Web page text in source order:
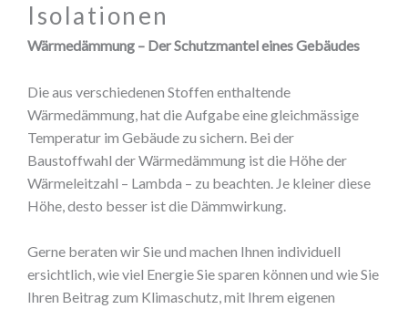
Isolationen
Wärmedämmung – Der Schutzmantel eines Gebäudes
Die aus verschiedenen Stoffen enthaltende
Wärmedämmung, hat die Aufgabe eine gleichmässige
Temperatur im Gebäude zu sichern. Bei der
Baustoffwahl der Wärmedämmung ist die Höhe der
Wärmeleitzahl – Lambda – zu beachten. Je kleiner diese
Höhe, desto besser ist die Dämmwirkung.
Gerne beraten wir Sie und machen Ihnen individuell
ersichtlich, wie viel Energie Sie sparen können und wie Sie
Ihren Beitrag zum Klimaschutz, mit Ihrem eigenen